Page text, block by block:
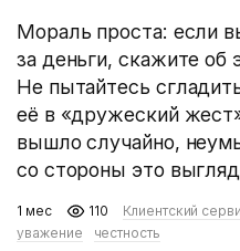
Мораль проста: если
за деньги, скажите об
Не пытайтесь
её в «дружеский
вышло случайно,
со стороны это
1 мес 110 Клиентский
уважение
честность